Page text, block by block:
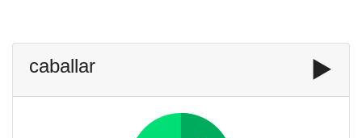
caballar ▶️